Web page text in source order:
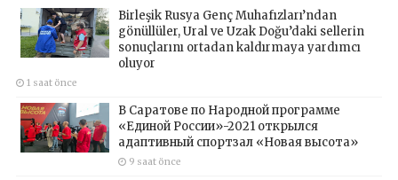
Birleşik Rusya Genç Muhafızları’ndan
gönüllüler, Ural ve Uzak Doğu’daki sellerin
sonuçlarını ortadan kaldırmaya yardımcı
oluyor
1 saat önce
В Саратове по Народной программе
«Единой России»-2021 открылся
адаптивный спортзал «Новая высота»
9 saat önce